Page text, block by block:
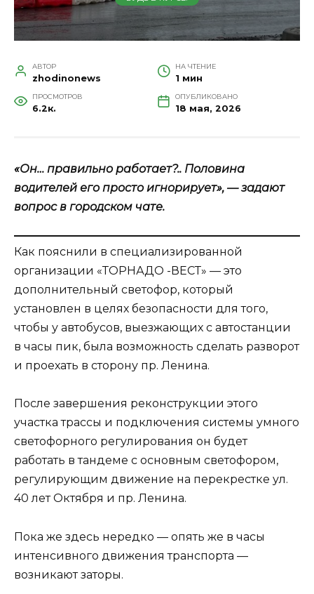
АВТОР
zhodinonews
НА ЧТЕНИЕ
1 мин
ПРОСМОТРОВ
6.2к.
ОПУБЛИКОВАНО
18 мая, 2026
«Он… правильно работает?.. Половина
водителей его просто игнорирует», — задают
вопрос в городском чате.
Как пояснили в специализированной
организации «ТОРНАДО -ВЕСТ» — это
дополнительный светофор, который
установлен в целях безопасности для того,
чтобы у автобусов, выезжающих с автостанции
в часы пик, была возможность сделать разворот
и проехать в сторону пр. Ленина.
После завершения реконструкции этого
участка трассы и подключения системы умного
светофорного регулирования он будет
работать в тандеме с основным светофором,
регулирующим движение на перекрестке ул.
40 лет Октября и пр. Ленина.
Пока же здесь нередко — опять же в часы
интенсивного движения транспорта —
возникают заторы.